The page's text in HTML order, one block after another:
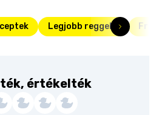
Legjobb reggelik
értékelték